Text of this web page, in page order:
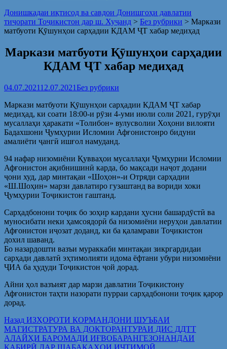
Донишкадаи иқтисод ва савдои Донишгоҳи давлатии
тиҷорати Тоҷикистон дар ш. Хуҷанд > Без рубрики > Маркази
матбуоти Қӯшунҳои сарҳадии КДАМ ҶТ хабар медиҳад
Маркази матбуоти Қӯшунҳои сарҳадии
КДАМ ҶТ хабар медиҳад
04.07.202112.07.2021Без рубрики
Маркази матбуоти Қӯшунҳои сарҳадии КДАМ ҶТ хабар
медиҳад, ки соати 18:00-и рӯзи 4-уми июли соли 2021, гурӯҳи
мусаллаҳи ҳаракати «Толибон» вулусволии Хоҳони вилояти
Бадахшони Ҷумҳурии Исломии Афғонистонро бидуни
амалиёти ҷангӣ ишғол намуданд.
94 нафар низомиёни Қувваҳои мусаллаҳи Ҷумҳурии Исломии
Афғонистон ақибнишинӣ карда, бо мақсади наҷот додани
ҷони худ, дар минтақаи «Шоҳон»-и Отряди сарҳадии
«Ш.Шоҳин» марзи давлатиро гузаштанд ва вориди хоки
Ҷумҳурии Тоҷикистон гаштанд.
Сарҳадбонони тоҷик бо зоҳир кардани ҳусни башардӯстӣ ва
муносибати неки ҳамсоядорӣ ба низомиёни неруҳои давлатии
Афғонистон иҷозат доданд, ки ба қаламрави Тоҷикистон
дохил шаванд.
Бо назардошти вазъи мураккаби минтақаи зикргардидаи
сарҳади давлатӣ эҳтимолияти идома ёфтани убури низомиёни
ҶИА ба ҳудуди Тоҷикистон ҷой дорад.
Айни ҳол вазъият дар марзи давлатии Тоҷикистону
Афғонистон таҳти назорати пурраи сарҳадбонони тоҷик қарор
дорад.
Post
navigation
Назад Предыдущая
запись:
ИЗҲОРОТИ КОРМАНДОНИ ШУЪБАИ
МАГИСТРАТУРА ВА ДОКТОРАНТУРАИ ДИС ДДТТ
АЛАЙҲИ БАРОМАДИ ИҒВОБАРАНГЕЗОНАНДАИ
КАБИРӢ ДАР ШАБАКАҲОИ ИҶТИМОӢ